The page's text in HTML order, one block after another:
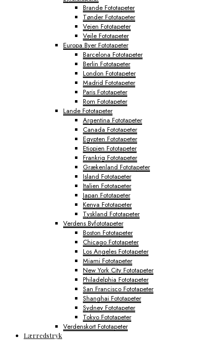
Brande Fototapeter
Tønder Fototapeter
Vejen Fototapeter
Vejle Fototapeter
Europa Byer Fototapeter
Barcelona Fototapeter
Berlin Fototapeter
London Fototapeter
Madrid Fototapeter
Paris Fototapeter
Rom Fototapeter
Lande Fototapeter
Argentina Fototapeter
Canada Fototapeter
Egypten Fototapeter
Etiopien Fototapeter
Frankrig Fototapeter
Grækenland Fototapeter
Island Fototapeter
Italien Fototapeter
Japan Fototapeter
Kenya Fototapeter
Tyskland Fototapeter
Verdens Byfototapeter
Boston Fototapeter
Chicago Fototapeter
Los Angeles Fototapeter
Miami Fototapeter
New York City Fototapeter
Philadelphia Fototapeter
San Francisco Fototapeter
Shanghai Fototapeter
Sydney Fototapeter
Tokyo Fototapeter
Verdenskort Fototapeter
Lærredstryk